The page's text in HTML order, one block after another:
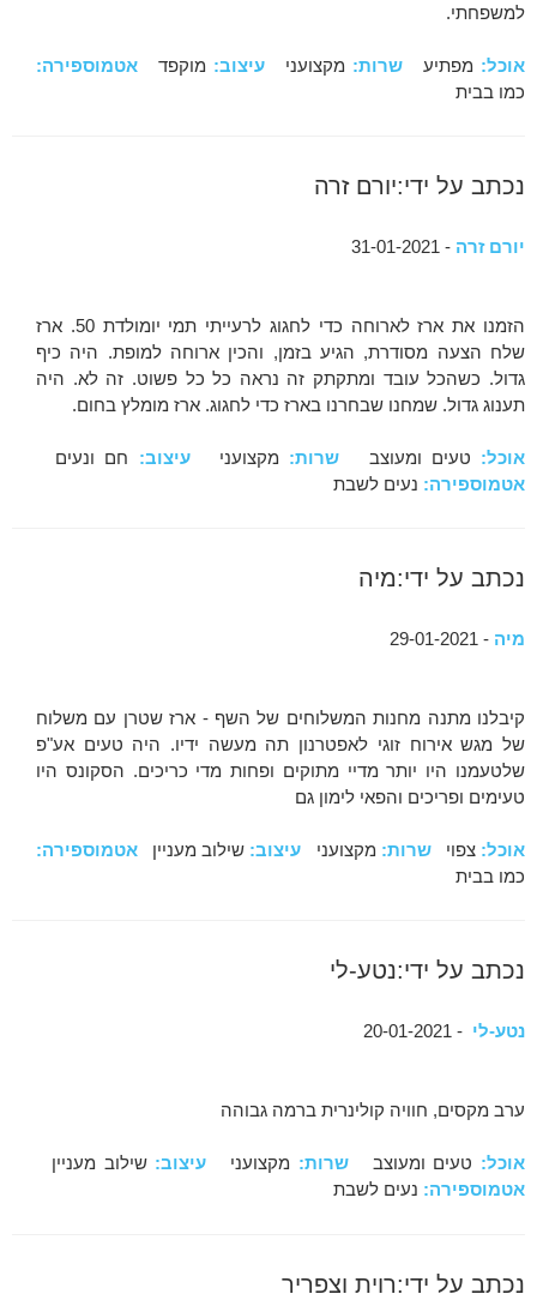
למשפחתי.
אוכל: מפתיע שרות: מקצועני עיצוב: מוקפד אטמוספירה:
כמו בבית
נכתב על ידי:יורם זרה
יורם זרה - 31-01-2021
הזמנו את ארז לארוחה כדי לחגוג לרעייתי תמי יומולדת 50. ארז
שלח הצעה מסודרת, הגיע בזמן, והכין ארוחה למופת. היה כיף
גדול. כשהכל עובד ומתקתק זה נראה כל כל פשוט. זה לא. היה
תענוג גדול. שמחנו שבחרנו בארז כדי לחגוג. ארז מומלץ בחום.
אוכל: טעים ומעוצב שרות: מקצועניעיצוב: חם ונעים
אטמוספירה: נעים לשבת
נכתב על ידי:מיה
מיה - 29-01-2021
קיבלנו מתנה מחנות המשלוחים של השף - ארז שטרן עם משלוח
של מגש אירוח זוגי לאפטרנון תה מעשה ידיו. היה טעים אע"פ
שלטעמנו היו יותר מדיי מתוקים ופחות מדי כריכים. הסקונס היו
טעימים ופריכים והפאי לימון גם
אוכל: צפוישרות: מקצועני עיצוב: שילוב מעניין אטמוספירה:
כמו בבית
נכתב על ידי:נטע-לי
נטע-לי - 20-01-2021
ערב מקסים, חוויה קולינרית ברמה גבוהה
אוכל: טעים ומעוצבשרות: מקצועני עיצוב: שילוב מעניין
אטמוספירה: נעים לשבת
נכתב על ידי:רוית וצפריר